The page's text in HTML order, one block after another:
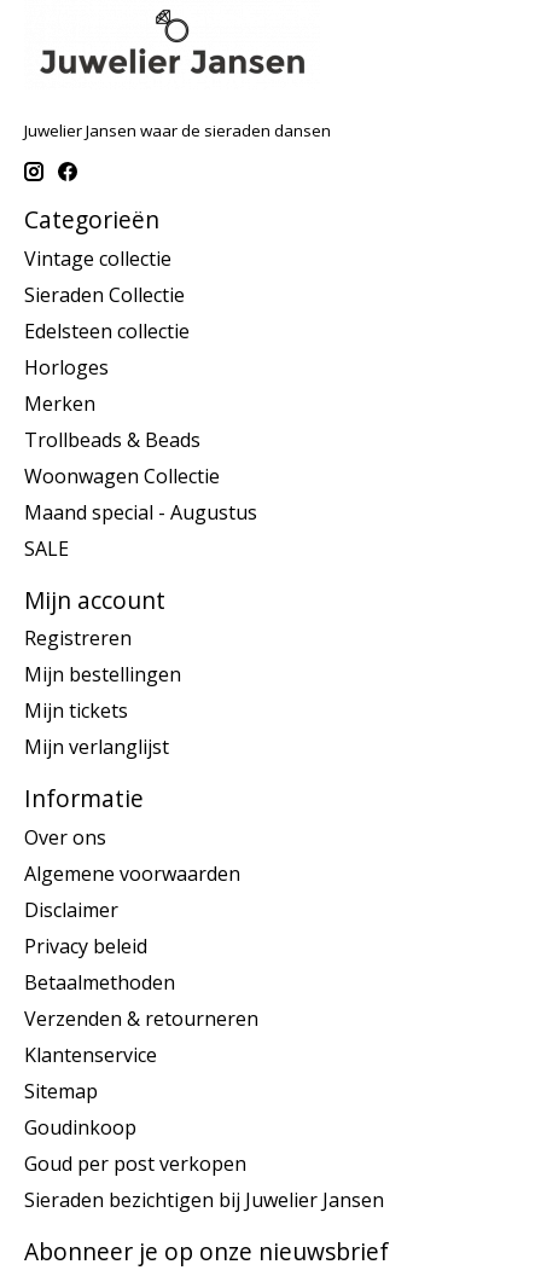
Juwelier Jansen waar de sieraden dansen
Categorieën
Vintage collectie
Sieraden Collectie
Edelsteen collectie
Horloges
Merken
Trollbeads & Beads
Woonwagen Collectie
Maand special - Augustus
SALE
Mijn account
Registreren
Mijn bestellingen
Mijn tickets
Mijn verlanglijst
Informatie
Over ons
Algemene voorwaarden
Disclaimer
Privacy beleid
Betaalmethoden
Verzenden & retourneren
Klantenservice
Sitemap
Goudinkoop
Goud per post verkopen
Sieraden bezichtigen bij Juwelier Jansen
Abonneer je op onze nieuwsbrief